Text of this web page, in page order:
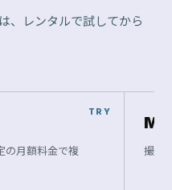
、レンタルで試してから
の月額料金で複
撮影